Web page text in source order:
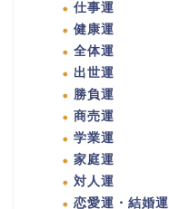
仕事運
健康運
全体運
出世運
勝負運
商売運
学業運
家庭運
対人運
恋愛運・結婚運